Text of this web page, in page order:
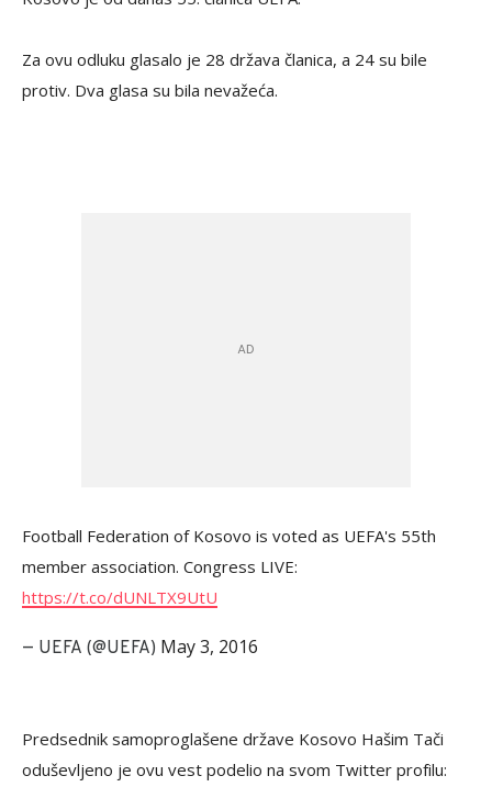
Za ovu odluku glasalo je 28 država članica, a 24 su bile
protiv. Dva glasa su bila nevažeća.
Football Federation of Kosovo is voted as UEFA's 55th
member association. Congress LIVE:
https://t.co/dUNLTX9UtU
— UEFA (@UEFA) May 3, 2016
Predsednik samoproglašene države Kosovo Hašim Tači
oduševljeno je ovu vest podelio na svom Twitter profilu: